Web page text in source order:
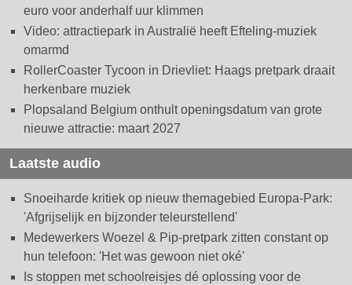
euro voor anderhalf uur klimmen
Video: attractiepark in Australië heeft Efteling-muziek
omarmd
RollerCoaster Tycoon in Drievliet: Haags pretpark draait
herkenbare muziek
Plopsaland Belgium onthult openingsdatum van grote
nieuwe attractie: maart 2027
Laatste audio
Snoeiharde kritiek op nieuw themagebied Europa-Park:
'Afgrijselijk en bijzonder teleurstellend'
Medewerkers Woezel & Pip-pretpark zitten constant op
hun telefoon: 'Het was gewoon niet oké'
Is stoppen met schoolreisjes dé oplossing voor de